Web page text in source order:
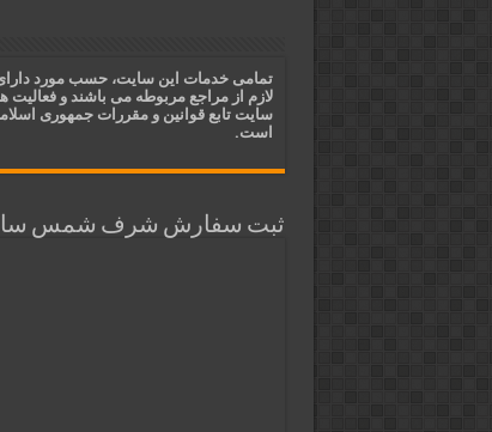
آیات قرآنی برای
قویترین ذکر استجابت
تمامی خدمات این سایت، حسب مورد
لازم از مراجع مربوطه می باشند و فعالیت
سایت تابع قوانین و مقررات جمهوری
است.
ثبت سفارش شرف شمس سال